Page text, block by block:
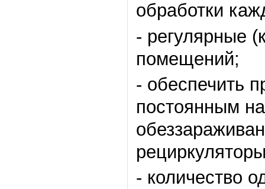
обработки
- регулярные
помещений;
- обеспечить
постоянным
- количество